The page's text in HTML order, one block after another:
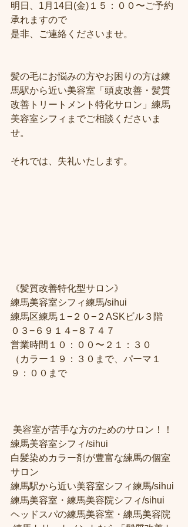
明日、1月14日(金)１５：００〜ご予約
承れますので
是非、ご連絡くださいませ。
髪の毛にお悩みの方やお困りの方は練
馬駅から近い美容室「頭皮改善・髪質
改善トリートメント特化サロン」練馬
美容室シフィまでご相談くださいま
せ。
それでは、失礼いたします。
《髪質改善特化型サロン》
練馬美容室シフィ練馬/sihui
練馬区練馬１−２０−２ASKビル３階
０３−６９１４−８７４７
営業時間１０：００〜２１：３０
（カラー１９：３０まで、パーマ１
９：００まで
練馬美容室シフィ/sihui
白髪染めカラー剤が豊富な練馬の個室
サロン
練馬駅から近い美容室シフィ練馬/sihui
練馬美容室・練馬美容院シフィ/sihui
ヘッドスパの練馬美容室・練馬美容院